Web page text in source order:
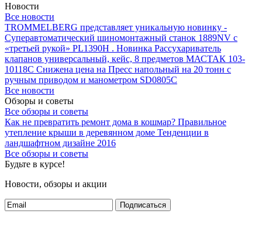
Новости
Все новости
TROMMELBERG представляет уникальную новинку -
Суперавтоматический шиномонтажный станок 1889NV с
«третьей рукой» PL1390H . Новинка Рассухариватель
клапанов универсальный, кейс, 8 предметов МАСТАК 103-
10118C Снижена цена на Пресс напольный на 20 тонн с
ручным приводом и манометром SD0805C
Все новости
Обзоры и советы
Все обзоры и советы
Как не превратить ремонт дома в кошмар? Правильное
утепление крыши в деревянном доме Тенденции в
ландшафтном дизайне 2016
Все обзоры и советы
Будьте в курсе!
Новости, обзоры и акции
Подписаться